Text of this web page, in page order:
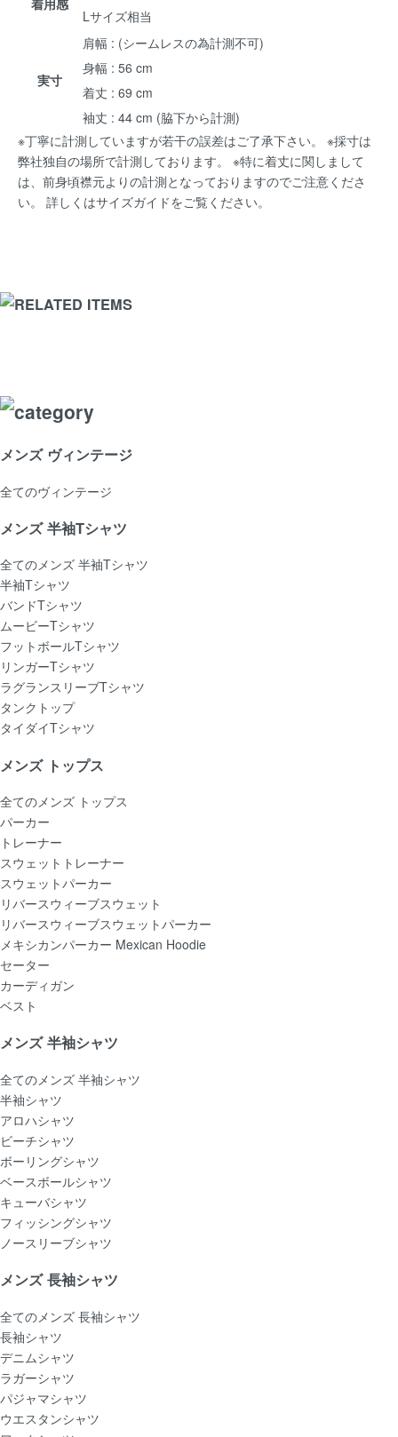
Lサイズ相当
実寸
肩幅 : (シームレスの為計測不可)
身幅 : 56 cm
着丈 : 69 cm
袖丈 : 44 cm (脇下から計測)
※丁寧に計測していますが若干の誤差はご了承下さい。 ※採寸は
弊社独自の場所で計測しております。 ※特に着丈に関しまして
は、前身頃襟元よりの計測となっておりますのでご注意くださ
い。 詳しくはサイズガイドをご覧ください。
メンズ ヴィンテージ
全てのヴィンテージ
メンズ 半袖Tシャツ
全てのメンズ 半袖Tシャツ
半袖Tシャツ
バンドTシャツ
ムービーTシャツ
フットボールTシャツ
リンガーTシャツ
ラグランスリーブTシャツ
タンクトップ
タイダイTシャツ
メンズ トップス
全てのメンズ トップス
パーカー
トレーナー
スウェットトレーナー
スウェットパーカー
リバースウィーブスウェット
リバースウィーブスウェットパーカー
メキシカンパーカー Mexican Hoodie
セーター
カーディガン
ベスト
メンズ 半袖シャツ
全てのメンズ 半袖シャツ
半袖シャツ
アロハシャツ
ビーチシャツ
ボーリングシャツ
ベースボールシャツ
キューバシャツ
フィッシングシャツ
ノースリーブシャツ
メンズ 長袖シャツ
全てのメンズ 長袖シャツ
長袖シャツ
デニムシャツ
ラガーシャツ
パジャマシャツ
ウエスタンシャツ